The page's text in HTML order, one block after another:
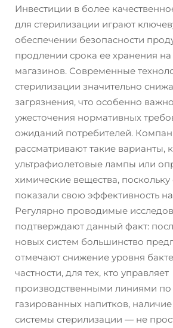
Инвестиции в более
для стерилизации играют
обеспечении безопасности
продлении срока ее хранения
магазинов. Современные
стерилизации значительно
загрязнения, что особенно
ужесточения нормативных
ожиданий потребителей.
рассматривают такие варианты,
ультрафиолетовые лампы или
химические вещества,
показали свою эффективность
Регулярно проводимые
подтверждают данный факт:
новых систем большинство
отмечают снижение уровня
частности, для тех, кто управляет
производственными линиями по
газированных напитков,
системы стерилизации — не